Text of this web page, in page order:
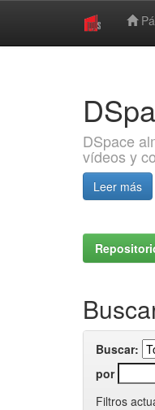
DSpace
vídeos y
Leer más
Buscar:
por
Filtros